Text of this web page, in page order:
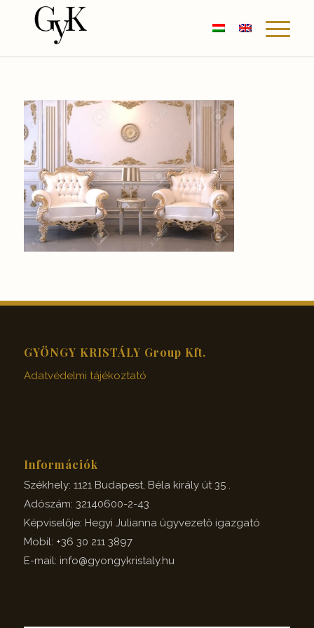
GYÖNGY KRISTÁLY Group Kft.
Adatvédelmi tájékoztató
Információk
Székhely: 1121 Budapest, Béla király út 35 .
Adószám: 32140600-2-43
Képviselője: Hegyi Julianna ügyvezető igazgató
Mobil: +36 30 211 3897
E-mail: info@gyongykristaly.hu